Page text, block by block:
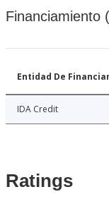
Financiamiento
Entidad De
IDA Credit
Ratings